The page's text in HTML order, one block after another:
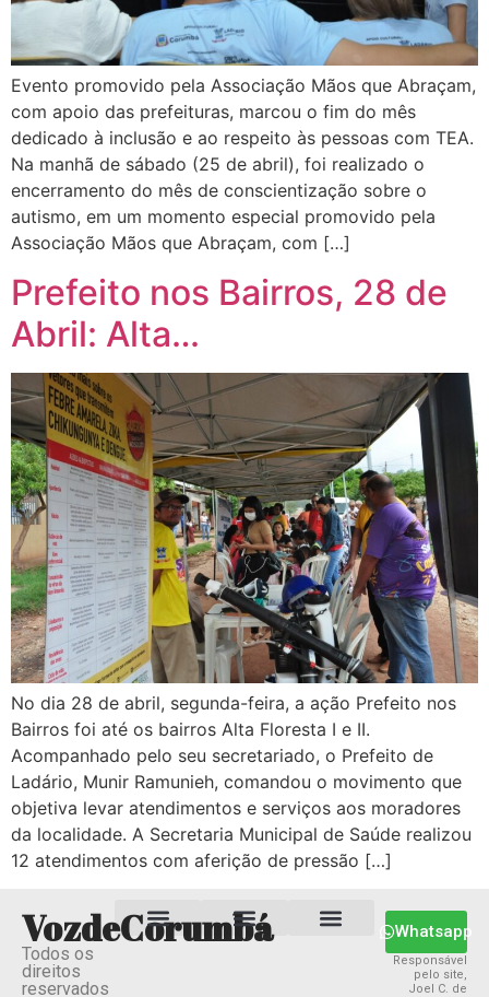
Evento promovido pela Associação Mãos que Abraçam,
com apoio das prefeituras, marcou o fim do mês
dedicado à inclusão e ao respeito às pessoas com TEA.
Na manhã de sábado (25 de abril), foi realizado o
encerramento do mês de conscientização sobre o
autismo, em um momento especial promovido pela
Associação Mãos que Abraçam, com […]
Prefeito nos Bairros, 28 de
Abril: Alta…
No dia 28 de abril, segunda-feira, a ação Prefeito nos
Bairros foi até os bairros Alta Floresta I e II.
Acompanhado pelo seu secretariado, o Prefeito de
Ladário, Munir Ramunieh, comandou o movimento que
objetiva levar atendimentos e serviços aos moradores
da localidade. A Secretaria Municipal de Saúde realizou
12 atendimentos com aferição de pressão […]
VozdeCorumbá
Todos os
direitos
reservados
Whatsapp
Responsável
pelo site,
Joel C. de